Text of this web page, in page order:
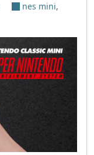
nes mini,